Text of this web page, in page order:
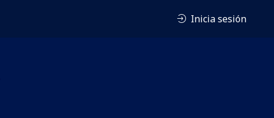
Inicia sesión